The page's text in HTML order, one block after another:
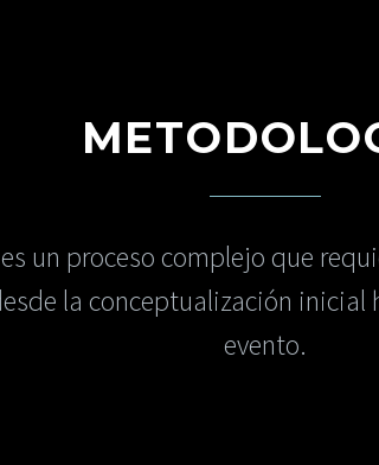
es un proceso complejo que
la conceptualización
evento.